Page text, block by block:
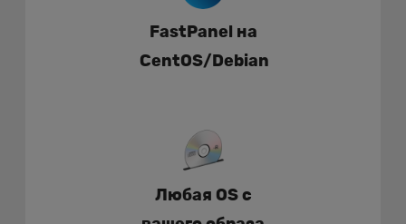
FastPanel на
CentOS/Debian
Любая OS с